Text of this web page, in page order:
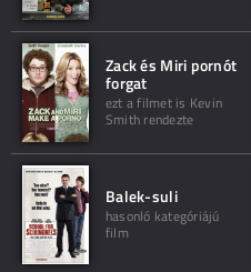
Zack és Miri pornót
forgat
ezt a filmet is Kevin
Smith rendezte
Balek-suli
hasonló kategóriájú
film